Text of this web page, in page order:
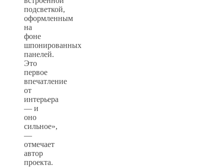
подсветкой,
оформленным
на
фоне
шпонированных
панелей.
Это
первое
впечатление
от
интерьера
— и
оно
сильное»,
—
отмечает
автор
проекта.